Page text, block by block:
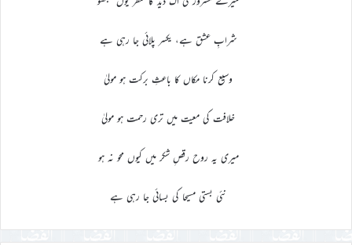
شرابِ عشق ہے، یکسر پلائی جا رہی ہے
وسیع کرنا مکاں کا باعثِ برکت ہو مولیٰ
خلافت کی معیت میں تری رحمت ہو مولیٰ
میری یہ روح رقصِ شکر میں کیوں محو نہ ہو
نئی بستی مسیحا کی بسائی جا رہی ہے